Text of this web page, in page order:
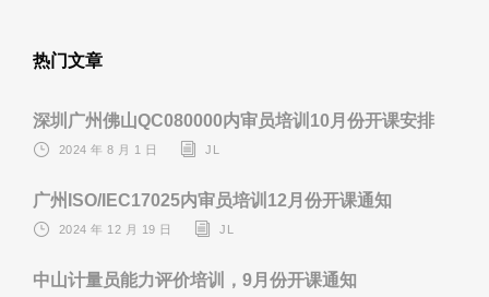
热门文章
深圳广州佛山QC080000内审员培训10月份开课安排
2024 年 8 月 1 日 JL
广州ISO/IEC17025内审员培训12月份开课通知
2024 年 12 月 19 日 JL
中山计量员能力评价培训，9月份开课通知